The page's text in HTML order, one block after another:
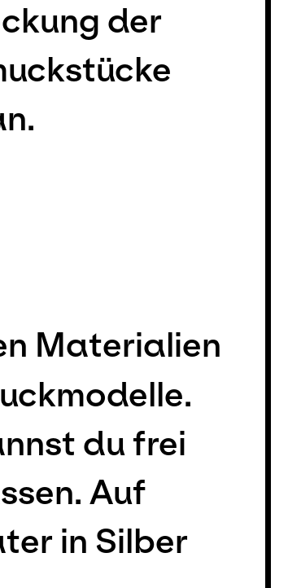
der
Materialien
du frei
Auf
in Silber